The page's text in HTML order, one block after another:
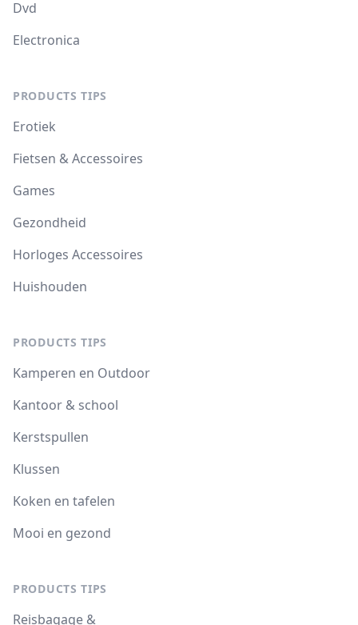
Dvd
Electronica
PRODUCTS TIPS
Erotiek
Fietsen & Accessoires
Games
Gezondheid
Horloges Accessoires
Huishouden
PRODUCTS TIPS
Kamperen en Outdoor
Kantoor & school
Kerstspullen
Klussen
Koken en tafelen
Mooi en gezond
PRODUCTS TIPS
Reisbagage &